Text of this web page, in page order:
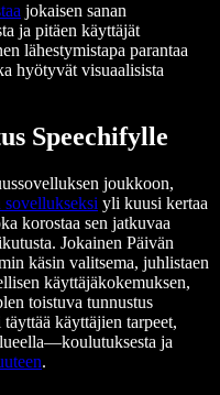
jokaisen sanan
ja pitäen käyttäjät
lähestymistapa parantaa
hyötyvät visuaalisista
Speechifylle
joukkoon,
sovellukseksi yli kuusi kertaa
korostaa sen jatkuvaa
Jokainen Päivän
käsin valitsema, juhlistaen
käyttäjäkokemuksen,
toistuva tunnustus
käyttäjien tarpeet,
ja
.